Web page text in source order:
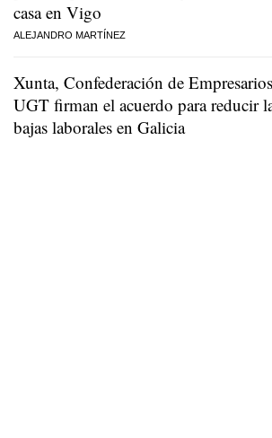
casa en Vigo
ALEJANDRO MARTÍNEZ
Xunta, Confederación de
UGT firman el acuerdo para reducir
bajas laborales en Galicia